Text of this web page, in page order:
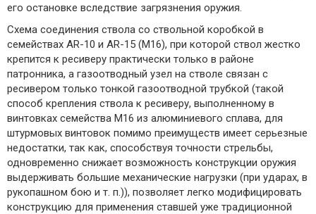
его остановке вследствие загрязнения оружия.
Схема соединения ствола со ствольной коробкой в
семействах AR-10 и AR-15 (M16), при которой ствол жестко
крепится к ресиверу практически только в районе
патронника, а газоотводный узел на стволе связан с
ресивером только тонкой газоотводной трубкой (такой
способ крепления ствола к ресиверу, выполненному в
винтовках семейства M16 из алюминиевого сплава, для
штурмовых винтовок помимо преимуществ имеет серьезные
недостатки, так как, способствуя точности стрельбы,
одновременно снижает возможность конструкции оружия
выдерживать большие механические нагрузки (при ударах, в
рукопашном бою и т. п.)), позволяет легко модифицировать
конструкцию для применения ставшей уже традиционной